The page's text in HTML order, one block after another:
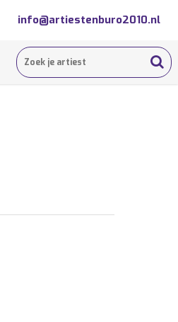
info@artiestenburo2010.nl